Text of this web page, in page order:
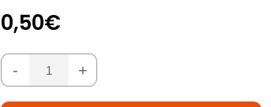
0,50€
- +